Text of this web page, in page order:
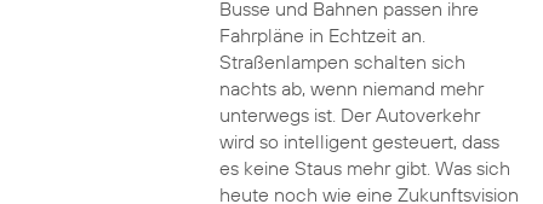
Busse und Bahnen passen ihre
Fahrpläne in Echtzeit an.
Straßenlampen schalten sich
nachts ab, wenn niemand mehr
unterwegs ist. Der Autoverkehr
wird so intelligent gesteuert, dass
es keine Staus mehr gibt. Was sich
heute noch wie eine Zukunftsvision